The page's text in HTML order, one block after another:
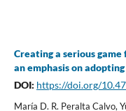
Creating a serious
an emphasis on
DOI: https://doi.org/
María D. R. Peralta Calvo,